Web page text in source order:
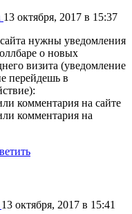
13 октября, 2017 в 15:37
нужны уведомления
о новых
визита (уведомление
перейдешь в
комментария на сайте
комментария на
13 октября, 2017 в 15:41